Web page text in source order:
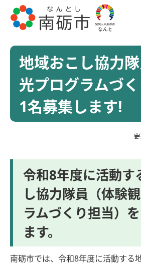
地域おこし協力
光プログラムづ
1名募集します!
令和8年度に活動す
し協力隊員（体験
ラムづくり担当）
ます。
南砺市では、令和8年度に活動する